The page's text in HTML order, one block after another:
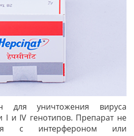
для уничтожения вируса
I и IV генотипов. Препарат не
с интерфероном или